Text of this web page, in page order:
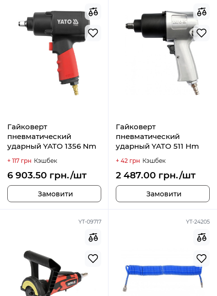
Гайковерт
пневматический
ударный YATO 1356 Nm
+ 117 грн Кэшбек
6 903.50 грн./шт
Замовити
Гайковерт
пневматический
ударный YATO 511 Hm
+ 42 грн Кэшбек
2 487.00 грн./шт
Замовити
YT-09717 YT-24205